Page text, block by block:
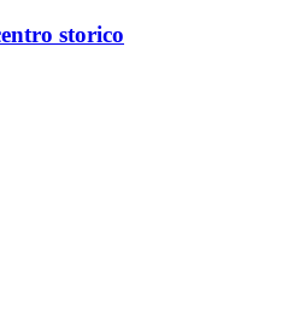
storico